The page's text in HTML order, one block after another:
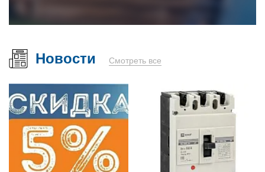
Новости Смотреть все